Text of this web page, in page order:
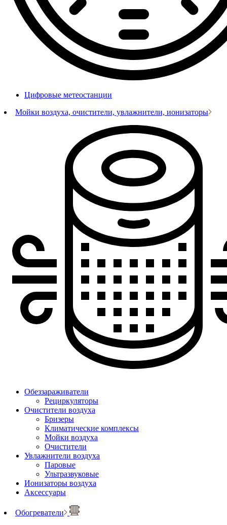
Цифровые метеостанции
Мойки воздуха, очистители, увлажнители, ионизаторы
Обеззараживатели
Рециркуляторы
Очистители воздуха
Бризеры
Климатические комплексы
Мойки воздуха
Очистители
Увлажнители воздуха
Паровые
Ультразвуковые
Ионизаторы воздуха
Аксессуары
Обогреватели